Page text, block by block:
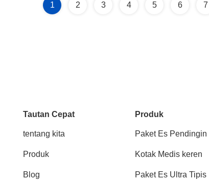
1 2 3 4 5 6 7
Tautan Cepat
tentang kita
Produk
Blog
Produk
Paket Es Pendingin
Kotak Medis keren
Paket Es Ultra Tipis